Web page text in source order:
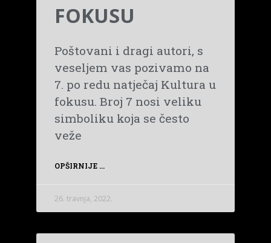
FOKUSU
Poštovani i dragi autori, s
veseljem vas pozivamo na
7. po redu natječaj Kultura u
fokusu. Broj 7 nosi veliku
simboliku koja se često
veže
OPŠIRNIJE ...
26. travnja, 2022.